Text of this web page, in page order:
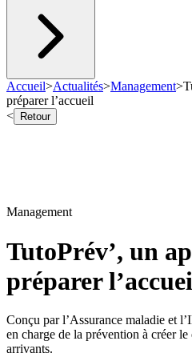
Accueil>Actualités>Management>
préparer l’accueil
<
Retour
Management
TutoPrév’, un
préparer
Conçu par l’Assurance maladie et
en charge de la prévention à créer
arrivants.